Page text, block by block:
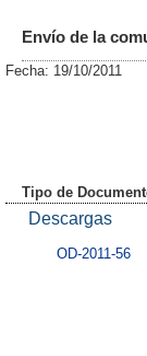
Envío de la
Fecha: 19/10/2011
Tipo de
Descargas
OD-2011-56